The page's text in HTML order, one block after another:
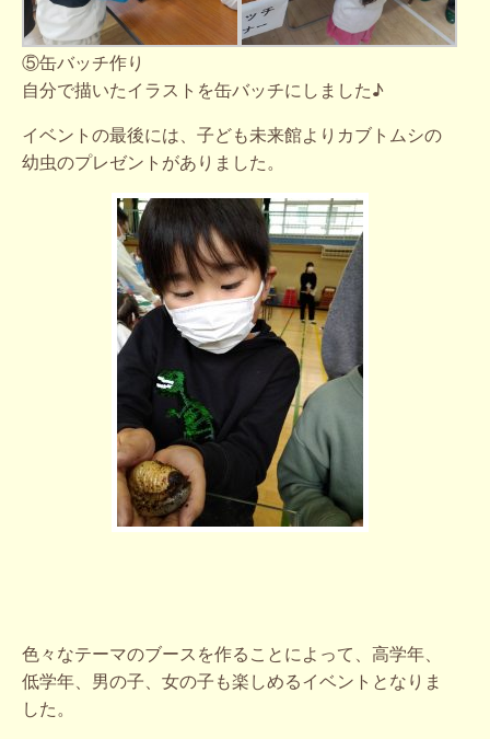
⑤缶バッチ作り
自分で描いたイラストを缶バッチにしました♪
イベントの最後には、子ども未来館よりカブトムシの
幼虫のプレゼントがありました。
色々なテーマのブースを作ることによって、高学年、
低学年、男の子、女の子も楽しめるイベントとなりま
した。